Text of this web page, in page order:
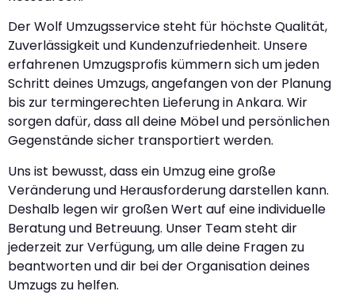
Der Wolf Umzugsservice steht für höchste Qualität,
Zuverlässigkeit und Kundenzufriedenheit. Unsere
erfahrenen Umzugsprofis kümmern sich um jeden
Schritt deines Umzugs, angefangen von der Planung
bis zur termingerechten Lieferung in Ankara. Wir
sorgen dafür, dass all deine Möbel und persönlichen
Gegenstände sicher transportiert werden.
Uns ist bewusst, dass ein Umzug eine große
Veränderung und Herausforderung darstellen kann.
Deshalb legen wir großen Wert auf eine individuelle
Beratung und Betreuung. Unser Team steht dir
jederzeit zur Verfügung, um alle deine Fragen zu
beantworten und dir bei der Organisation deines
Umzugs zu helfen.